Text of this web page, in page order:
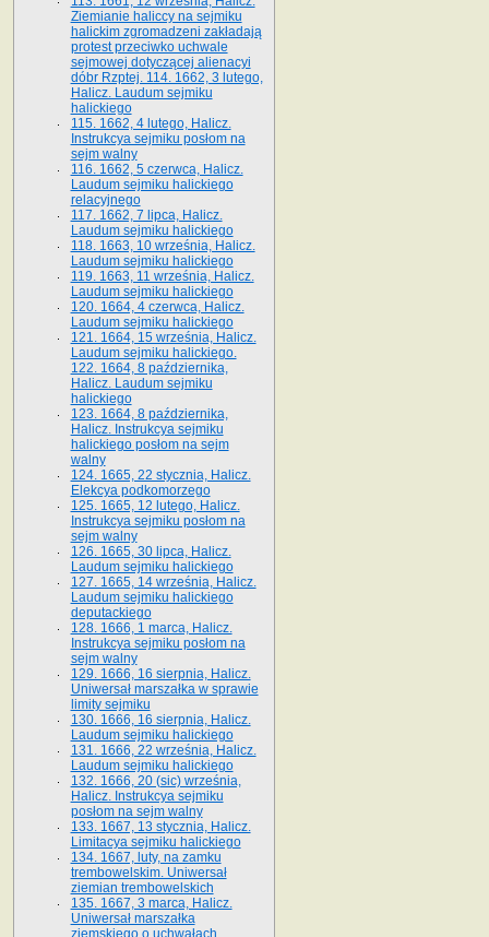
Ziemianie haliccy na sejmiku
halickim zgromadzeni zakładają
protest przeciwko uchwale
sejmowej dotyczącej alienacyi
dóbr Rzptej. 114. 1662, 3 lutego,
Halicz. Laudum sejmiku
halickiego
115. 1662, 4 lutego, Halicz.
Instrukcya sejmiku posłom na
sejm walny
116. 1662, 5 czerwca, Halicz.
Laudum sejmiku halickiego
relacyjnego
117. 1662, 7 lipca, Halicz.
Laudum sejmiku halickiego
118. 1663, 10 września, Halicz.
Laudum sejmiku halickiego
119. 1663, 11 września, Halicz.
Laudum sejmiku halickiego
120. 1664, 4 czerwca, Halicz.
Laudum sejmiku halickiego
121. 1664, 15 września, Halicz.
Laudum sejmiku halickiego.
122. 1664, 8 października,
Halicz. Laudum sejmiku
halickiego
123. 1664, 8 października,
Halicz. Instrukcya sejmiku
halickiego posłom na sejm
walny
124. 1665, 22 stycznia, Halicz.
Elekcya podkomorzego
125. 1665, 12 lutego, Halicz.
Instrukcya sejmiku posłom na
sejm walny
126. 1665, 30 lipca, Halicz.
Laudum sejmiku halickiego
127. 1665, 14 września, Halicz.
Laudum sejmiku halickiego
deputackiego
128. 1666, 1 marca, Halicz.
Instrukcya sejmiku posłom na
sejm walny
129. 1666, 16 sierpnia, Halicz.
Uniwersał marszałka w sprawie
limity sejmiku
130. 1666, 16 sierpnia, Halicz.
Laudum sejmiku halickiego
131. 1666, 22 września, Halicz.
Laudum sejmiku halickiego
132. 1666, 20 (sic) września,
Halicz. Instrukcya sejmiku
posłom na sejm walny
133. 1667, 13 stycznia, Halicz.
Limitacya sejmiku halickiego
134. 1667, luty, na zamku
trembowelskim. Uniwersał
ziemian trembowelskich
135. 1667, 3 marca, Halicz.
Uniwersał marszałka
ziemskiego o uchwałach